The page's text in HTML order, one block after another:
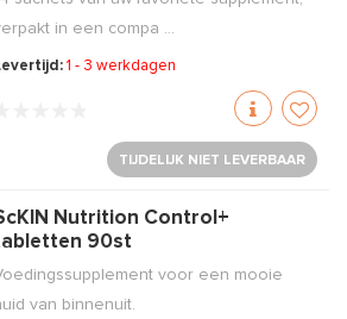
in een compa ...
1 - 3 werkdagen
TIJDELIJK NIET LEVERBAAR
Nutrition Control+
90st
voor een mooie
van binnenuit.